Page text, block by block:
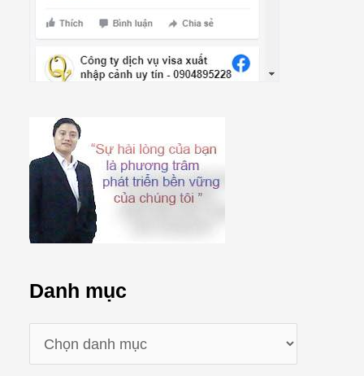
Danh mục
a